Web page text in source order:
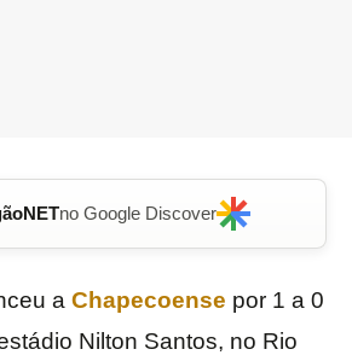
no Google Discover
a Chapecoense por 1 a 0
Nilton Santos, no Rio